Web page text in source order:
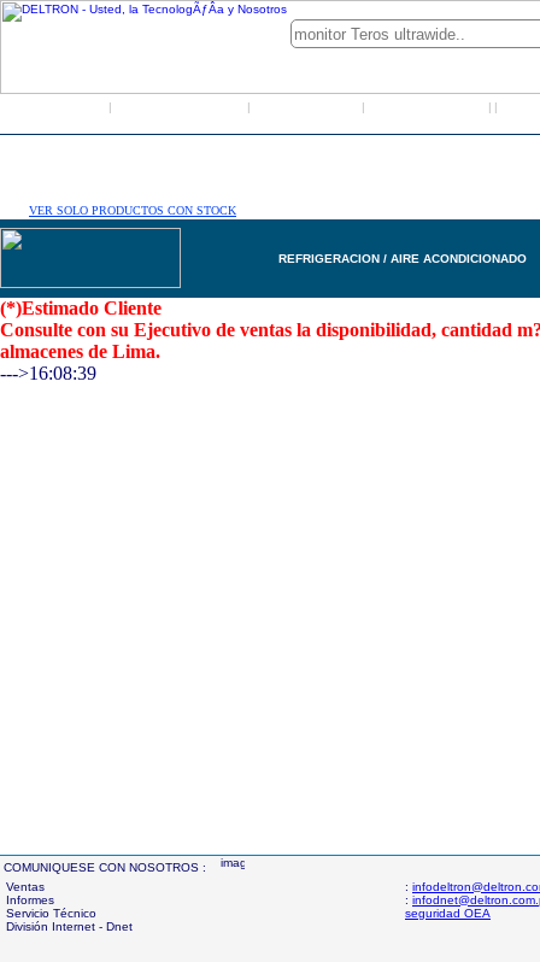
| | | | |
VER SOLO PRODUCTOS CON STOCK
REFRIGERACION / AIRE ACONDICIONADO
(*)Estimado Cliente
Consulte con su Ejecutivo de ventas la disponibilidad, cantidad
almacenes de Lima.
--->16:08:39
COMUNIQUESE CON NOSOTROS :
Ventas
Informes
Servicio Técnico
División Internet - Dnet
:
:
seguridad OEA